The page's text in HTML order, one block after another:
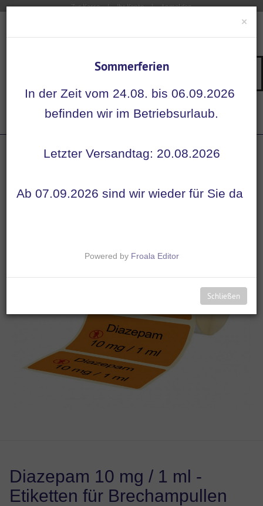
Zur Kasse Ihr Konto Anmelden
Startseite
Diazepam 10 mg / 1 ml -
Etiketten für Brechampullen
×
Sommerferien
In der Zeit vom 24.08. bis 06.09.2026
befinden wir im Betriebsurlaub.
Letzter Versandtag: 20.08.2026
Ab 07.09.2026 sind wir wieder für Sie da
Powered by Froala Editor
Schließen